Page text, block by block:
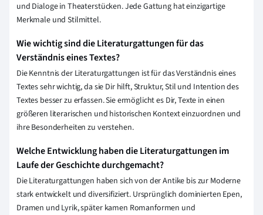
und Dialoge in Theaterstücken. Jede Gattung hat einzigartige
Merkmale und Stilmittel.
Wie wichtig sind die Literaturgattungen für das
Verständnis eines Textes?
Die Kenntnis der Literaturgattungen ist für das Verständnis eines
Textes sehr wichtig, da sie Dir hilft, Struktur, Stil und Intention des
Textes besser zu erfassen. Sie ermöglicht es Dir, Texte in einen
größeren literarischen und historischen Kontext einzuordnen und
ihre Besonderheiten zu verstehen.
Welche Entwicklung haben die Literaturgattungen im
Laufe der Geschichte durchgemacht?
Die Literaturgattungen haben sich von der Antike bis zur Moderne
stark entwickelt und diversifiziert. Ursprünglich dominierten Epen,
Dramen und Lyrik, später kamen Romanformen und